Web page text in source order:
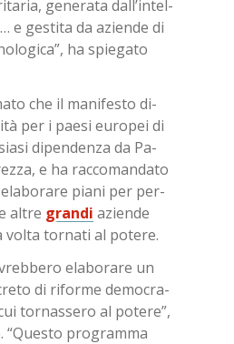
ge­ne­ra­ta dal­l’in­tel­
e ge­sti­ta da azien­de di
ha spie­ga­to
che il ma­ni­fe­sto di­
per i pae­si eu­ro­pei di
di­pen­den­za da Pa­
e ha rac­co­man­da­to
ela­bo­ra­re pia­ni per per­
al­tre gran­di azien­de
vol­ta tor­na­ti al po­te­re.
ela­bo­ra­re un
di ri­for­me de­mo­cra­
tor­nas­se­ro al po­te­re”,
“Que­sto pro­gram­ma